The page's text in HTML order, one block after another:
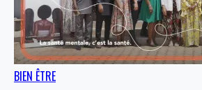
BIEN ÊTRE